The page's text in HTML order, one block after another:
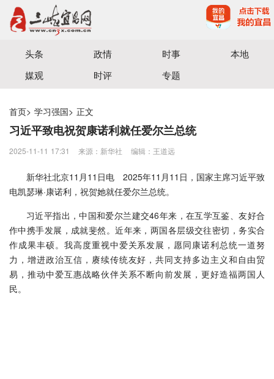
宜昌三峡融媒体中心主办
头条 政情 时事
本地
媒观
时评 专题
首页> 学习强国> 正文
习近平致电祝贺康诺利就任爱尔兰总统
2025-11-11 17:31 来源：新华社 编辑：王道远
新华社北京11月11日电 2025年11月11日，国家主席习近平致
电凯瑟琳·康诺利，祝贺她就任爱尔兰总统。
习近平指出，中国和爱尔兰建交46年来，在互学互鉴、友好合
作中携手发展，成就斐然。近年来，两国各层级交往密切，务实合
作成果丰硕。我高度重视中爱关系发展，愿同康诺利总统一道努
力，增进政治互信，赓续传统友好，共同支持多边主义和自由贸
易，推动中爱互惠战略伙伴关系不断向前发展，更好造福两国人
民。